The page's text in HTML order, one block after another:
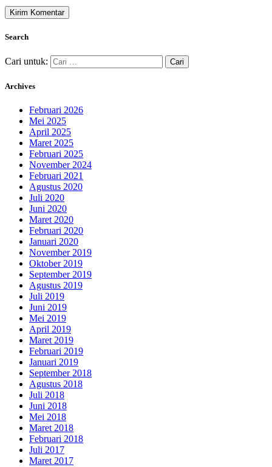
Search
Cari untuk:
Archives
Februari 2026
Mei 2025
April 2025
Maret 2025
Februari 2025
November 2024
Februari 2021
Agustus 2020
Juli 2020
Juni 2020
Maret 2020
Februari 2020
Januari 2020
November 2019
Oktober 2019
September 2019
Agustus 2019
Juli 2019
Juni 2019
Mei 2019
April 2019
Maret 2019
Februari 2019
Januari 2019
September 2018
Agustus 2018
Juli 2018
Juni 2018
Mei 2018
Maret 2018
Februari 2018
Juli 2017
Maret 2017